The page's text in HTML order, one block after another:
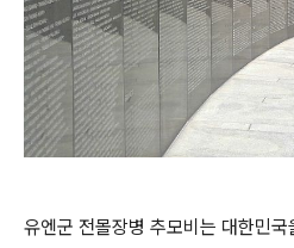
유엔군 전몰장병 추모비는 대한민